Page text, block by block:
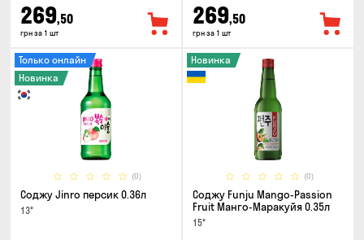
269,50
грн за 1 шт
269,50
грн за 1 шт
(0)
Только онлайн
Новинка
Соджу Jinro персик 0.36л
13°
(0)
Новинка
Соджу Funju Mango-Passion
Fruit Манго-Маракуйя 0.35л
15°